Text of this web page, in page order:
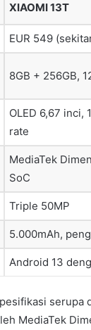
XIAOMI 13T
EUR 549
8GB + 256GB,
OLED 6,67 inci,
rate
MediaTek
SoC
Triple 50MP
5.000mAh,
Android 13
serupa
MediaTek